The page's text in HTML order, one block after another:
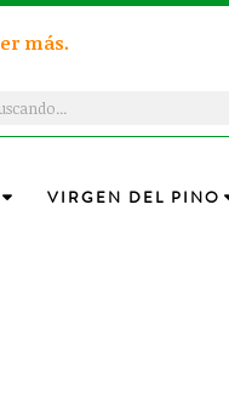
más.
VIRGEN DEL PINO